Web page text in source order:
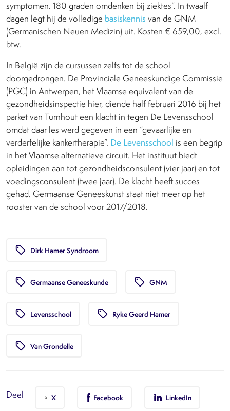
symptomen. 180 graden omdenken bij ziektes”. In twaalf
dagen legt hij de volledige basiskennis van de GNM
(Germanischen Neuen Medizin) uit. Kosten € 659,00, excl.
btw.
In België zijn de cursussen zelfs tot de school
doorgedrongen. De Provinciale Geneeskundige Commissie
(PGC) in Antwerpen, het Vlaamse equivalent van de
gezondheidsinspectie hier, diende half februari 2016 bij het
parket van Turnhout een klacht in tegen De Levensschool
omdat daar les werd gegeven in een “gevaarlijke en
verderfelijke kankertherapie”. De Levensschool is een begrip
in het Vlaamse alternatieve circuit. Het instituut biedt
opleidingen aan tot gezondheidsconsulent (vier jaar) en tot
voedingsconsulent (twee jaar). De klacht heeft succes
gehad. Germaanse Geneeskunst staat niet meer op het
rooster van de school voor 2017/2018.
local_offer Dirk Hamer Syndroom
local_offer Germaanse Geneeskunde local_offer GNM
local_offer Levensschool local_offer Ryke Geerd Hamer
local_offer Van Grondelle
Deel X Facebook LinkedIn